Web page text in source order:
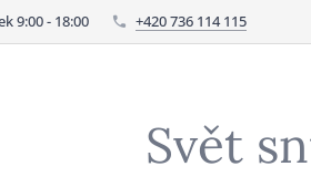
9:00 - 18:00 +420 736 114 115
Svět